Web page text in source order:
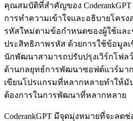
คุณสมบัติที่สำคัญของ
การทำความเข้าใจและอธิบายโคร
รหัสใหม่ตามข้อกำหนดของผู้ใช้และ
ประสิทธิภาพรหัส ด้วยการใช้ข้อมูล
นักพัฒนาสามารถปรับปรุงเวิร์กโฟล
ด้านกลยุทธ์การพัฒนาซอฟต์แวร์มา
เขียนโปรแกรมที่หลากหลายทำให้
ต้องการในการพัฒนาที่หลากหลาย
CoderankGPT มีจุดมุ่งหมายที่จะลดช่